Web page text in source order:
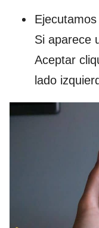
Si aparece
Aceptar
lado